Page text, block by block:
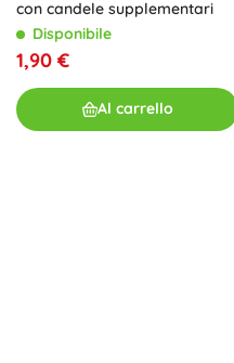
con candele supplementari
Disponibile
1,90 €
Al carrello